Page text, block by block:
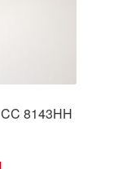
8143HH